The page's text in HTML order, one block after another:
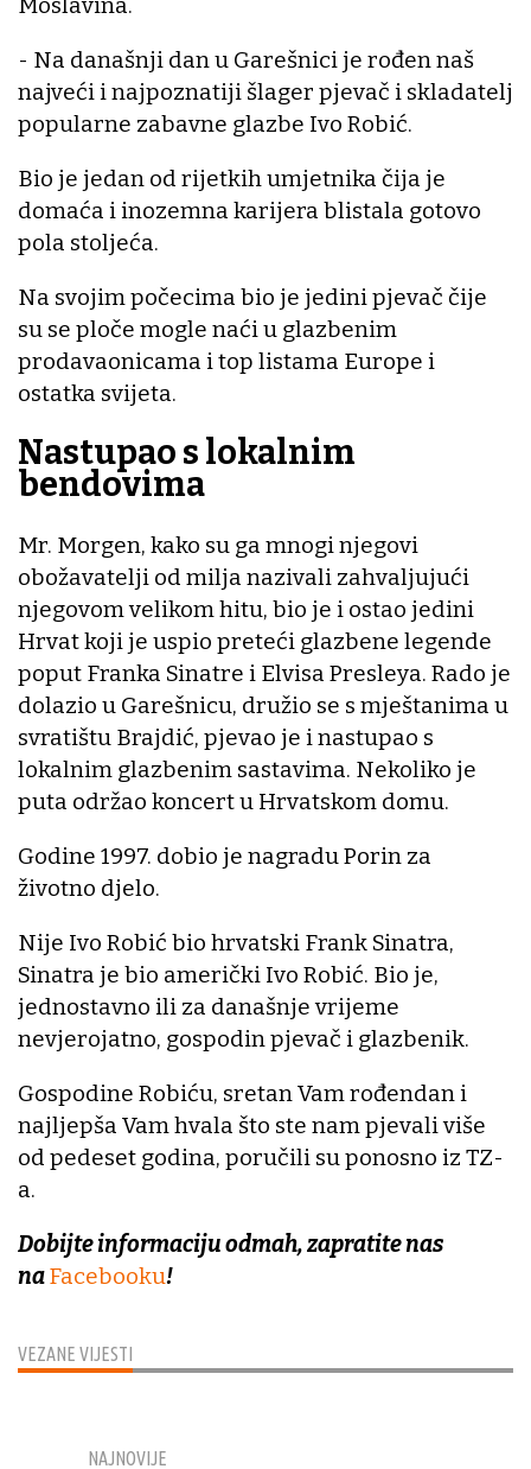
VEZANE VIJESTI
- Na današnji dan u Garešnici je rođen naš
najveći i najpoznatiji šlager pjevač i skladatelj
popularne zabavne glazbe Ivo Robić.
Bio je jedan od rijetkih umjetnika čija je
domaća i inozemna karijera blistala gotovo
pola stoljeća.
Na svojim počecima bio je jedini pjevač čije
su se ploče mogle naći u glazbenim
prodavaonicama i top listama Europe i
ostatka svijeta.
Nastupao s lokalnim
bendovima
Mr. Morgen, kako su ga mnogi njegovi
obožavatelji od milja nazivali zahvaljujući
njegovom velikom hitu, bio je i ostao jedini
Hrvat koji je uspio preteći glazbene legende
poput Franka Sinatre i Elvisa Presleya. Rado je
dolazio u Garešnicu, družio se s mještanima u
svratištu Brajdić, pjevao je i nastupao s
lokalnim glazbenim sastavima. Nekoliko je
puta održao koncert u Hrvatskom domu.
Godine 1997. dobio je nagradu Porin za
životno djelo.
Nije Ivo Robić bio hrvatski Frank Sinatra,
Sinatra je bio američki Ivo Robić. Bio je,
jednostavno ili za današnje vrijeme
nevjerojatno, gospodin pjevač i glazbenik.
Gospodine Robiću, sretan Vam rođendan i
najljepša Vam hvala što ste nam pjevali više
od pedeset godina, poručili su ponosno iz TZ-
a.
Dobijte informaciju odmah, zapratite nas
naFacebooku!
NAJNOVIJE